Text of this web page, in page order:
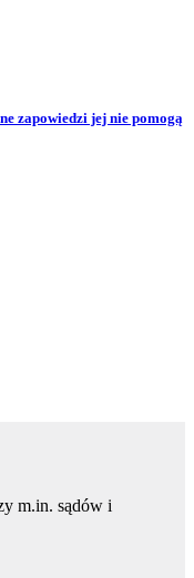
zapowiedzi jej nie pomogą
m.in. sądów i